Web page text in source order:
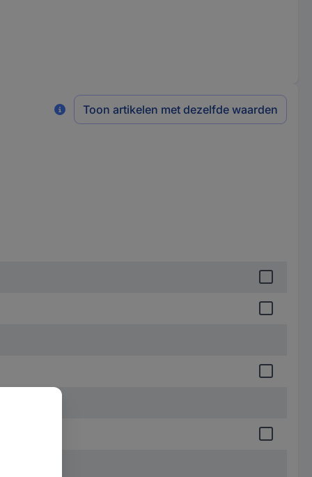
Toon artikelen met dezelfde waarden